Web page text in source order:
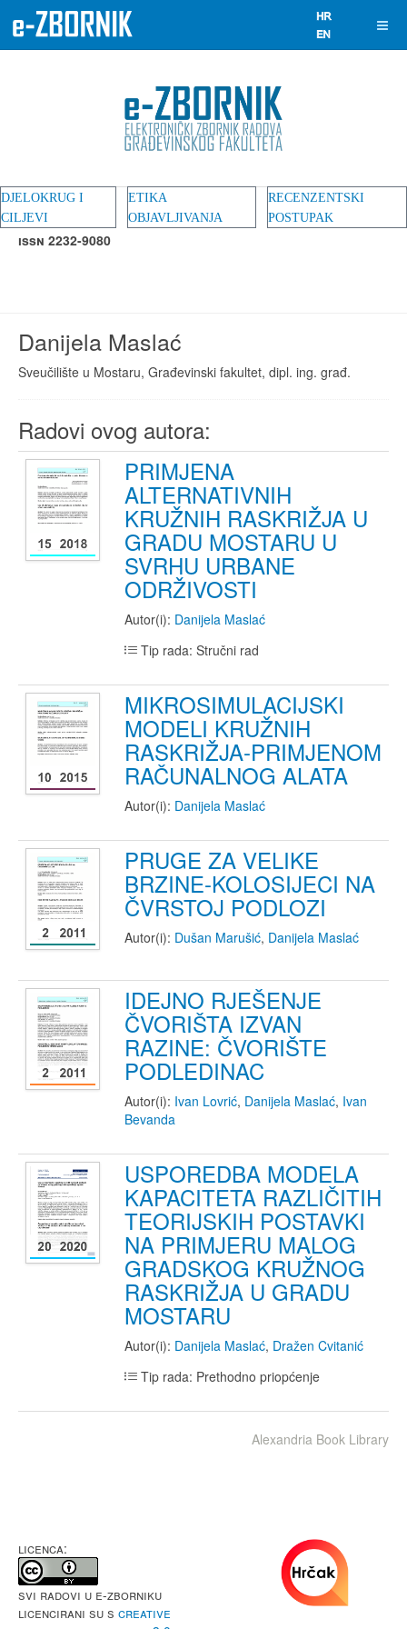
DJELOKRUG I
CILJEVI
ETIKA
OBJAVLJIVANJA
RECENZENTSKI
POSTUPAK
ISSN 2232-9080
Danijela Maslać
Sveučilište u Mostaru, Građevinski fakultet, dipl. ing. građ.
Radovi ovog autora:
PRIMJENA
ALTERNATIVNIH
KRUŽNIH RASKRIŽJA U
GRADU MOSTARU U
SVRHU URBANE
ODRŽIVOSTI
Autor(i): Danijela Maslać
Tip rada: Stručni rad
MIKROSIMULACIJSKI
MODELI KRUŽNIH
RASKRIŽJA-PRIMJENOM
RAČUNALNOG ALATA
Autor(i): Danijela Maslać
PRUGE ZA VELIKE
BRZINE-KOLOSIJECI NA
ČVRSTOJ PODLOZI
Autor(i): Dušan Marušić, Danijela Maslać
IDEJNO RJEŠENJE
ČVORIŠTA IZVAN
RAZINE: ČVORIŠTE
PODLEDINAC
Autor(i): Ivan Lovrić, Danijela Maslać, Ivan
Bevanda
USPOREDBA MODELA
KAPACITETA RAZLIČITIH
TEORIJSKIH POSTAVKI
NA PRIMJERU MALOG
GRADSKOG KRUŽNOG
RASKRIŽJA U GRADU
MOSTARU
Autor(i): Danijela Maslać, Dražen Cvitanić
Tip rada: Prethodno priopćenje
Alexandria Book Library
LICENCA:
Svi radovi u e-Zborniku
licencirani su s Creative